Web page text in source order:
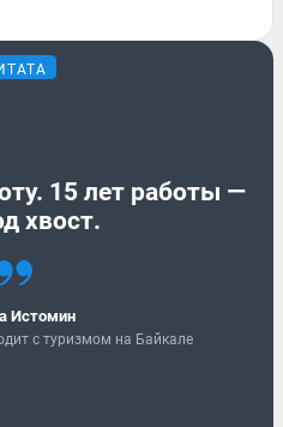
15 лет работы —
хвост.
Истомин
с туризмом на Байкале